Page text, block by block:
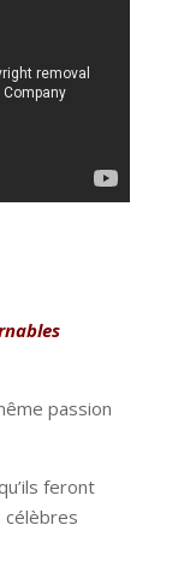
passion
feront